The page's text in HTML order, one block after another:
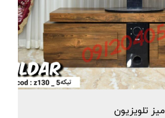
میز تلویزیون